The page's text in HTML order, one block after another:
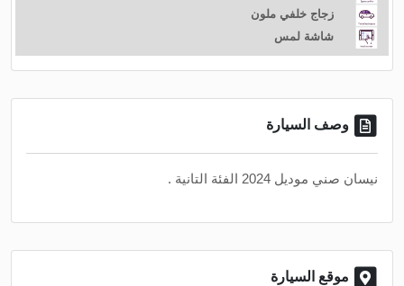
زجاج خلفي ملون
شاشة لمس
وصف السيارة
نيسان صني موديل 2024 الفئة التانية .
موقع السيارة